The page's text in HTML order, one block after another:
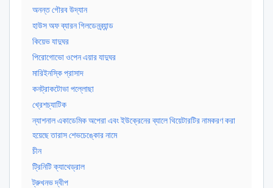
অনন্ত গৌরব উদ্যান
হাউস অফ ব্যারন গিলডেনব্র্যান্ড
কিয়েভ যাদুঘর
পিরোগোভো ওপেন এয়ার যাদুঘর
মারিইনস্কি প্রাসাদ
কনট্রাকটোভা পল্লোছা
খ্রেশচ্যাটিক
ন্যাশনাল একাডেমিক অপেরা এবং ইউক্রেনের ব্যালে থিয়েটারটির নামকরণ করা
হয়েছে তারাস শেভচেঙ্কোর নামে
চীন
ট্রিনিটি ক্যাথেড্রাল
ট্রুখনভ দ্বীপ